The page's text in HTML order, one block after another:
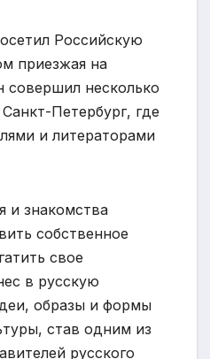
Российскую
приезжая на
совершил несколько
Петербург, где
и литераторами
и знакомства
собственное
свое
в русскую
образы и формы
став одним из
русского